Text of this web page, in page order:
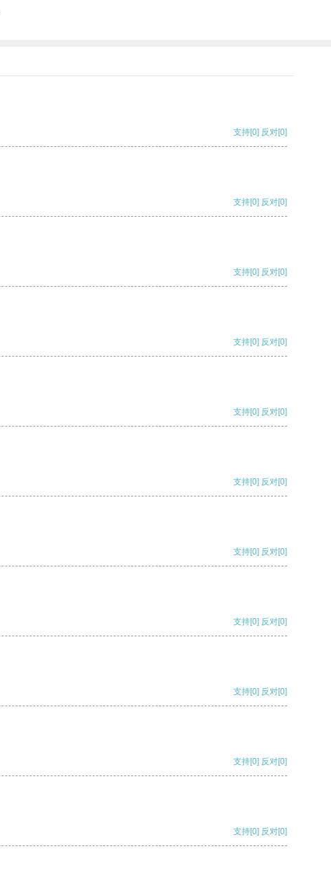
支持[0] 反对[0]
支持[0] 反对[0]
支持[0] 反对[0]
支持[0] 反对[0]
支持[0] 反对[0]
支持[0] 反对[0]
支持[0] 反对[0]
支持[0] 反对[0]
支持[0] 反对[0]
支持[0] 反对[0]
支持[0] 反对[0]